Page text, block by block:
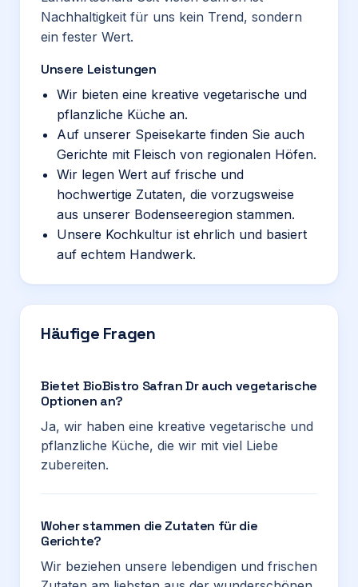
Nachhaltigkeit für uns kein Trend, sondern
ein fester Wert.
Unsere Leistungen
Wir bieten eine kreative vegetarische und
pflanzliche Küche an.
Auf unserer Speisekarte finden Sie auch
Gerichte mit Fleisch von regionalen Höfen.
Wir legen Wert auf frische und
hochwertige Zutaten, die vorzugsweise
aus unserer Bodenseeregion stammen.
Unsere Kochkultur ist ehrlich und basiert
auf echtem Handwerk.
Häufige Fragen
Bietet BioBistro Safran Dr auch vegetarische
Optionen an?
Ja, wir haben eine kreative vegetarische und
pflanzliche Küche, die wir mit viel Liebe
zubereiten.
Woher stammen die Zutaten für die
Gerichte?
Wir beziehen unsere lebendigen und frischen